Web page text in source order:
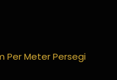
Per Meter Persegi